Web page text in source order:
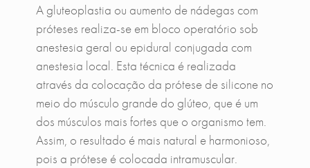
A gluteoplastia ou aumento de nádegas com
próteses realiza-se em bloco operatório sob
anestesia geral ou epidural conjugada com
anestesia local. Esta técnica é realizada
através da colocação da prótese de silicone no
meio do músculo grande do glúteo, que é um
dos músculos mais fortes que o organismo tem.
Assim, o resultado é mais natural e harmonioso,
pois a prótese é colocada intramuscular.